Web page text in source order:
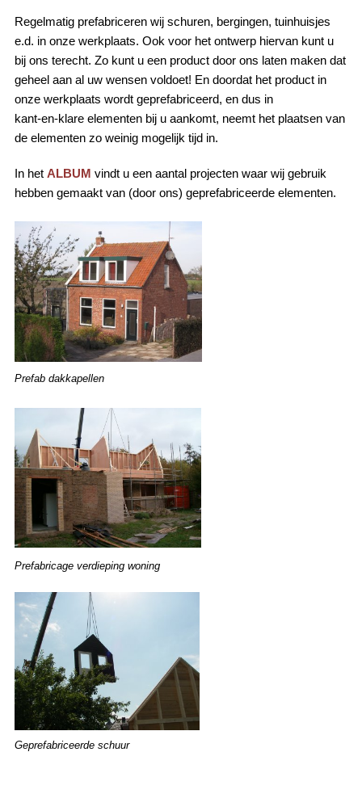
Regelmatig prefabriceren wij schuren, bergingen, tuinhuisjes
e.d. in onze werkplaats. Ook voor het ontwerp hiervan kunt u
bij ons terecht. Zo kunt u een product door ons laten maken dat
geheel aan al uw wensen voldoet! En doordat het product in
onze werkplaats wordt geprefabriceerd, en dus in
kant-en-klare elementen bij u aankomt, neemt het plaatsen van
de elementen zo weinig mogelijk tijd in.
In het ALBUM vindt u een aantal projecten waar wij gebruik
hebben gemaakt van (door ons) geprefabriceerde elementen.
Prefab dakkapellen
Prefabricage verdieping woning
Geprefabriceerde schuur